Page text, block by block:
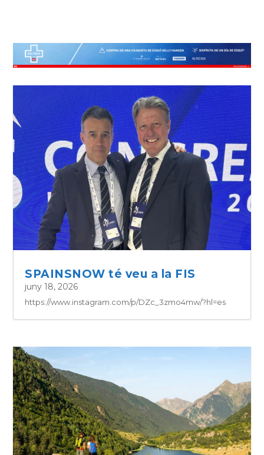
SPAINSNOW té veu a la FIS
juny 18, 2026
https://www.instagram.com/p/DZc_3zmo4mw/?hl=es